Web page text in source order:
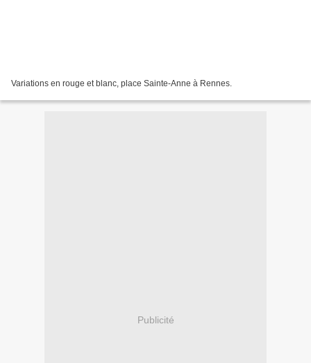
Variations en rouge et blanc, place Sainte-Anne à Rennes.
Publicité